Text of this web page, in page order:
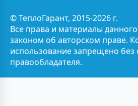
© ТеплоГарант, 2015-2026 г.
Все права и материалы
законом об авторском праве.
использование запрещено без
правообладателя.